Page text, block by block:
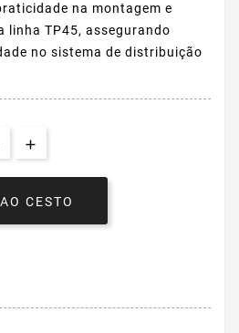
na montagem e
linha TP45, assegurando
no sistema de distribuição
CESTO